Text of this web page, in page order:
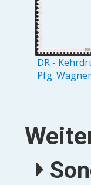
DR -
Pfg. Wagner